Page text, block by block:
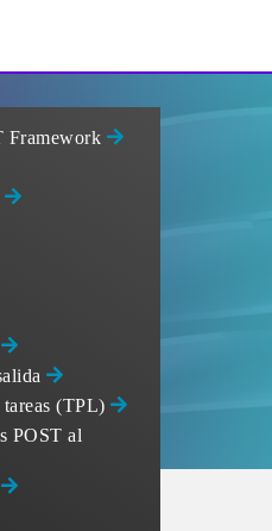
Framework
(TPL)
POST al